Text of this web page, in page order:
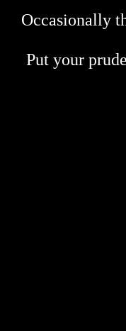
Occasionally
Put your